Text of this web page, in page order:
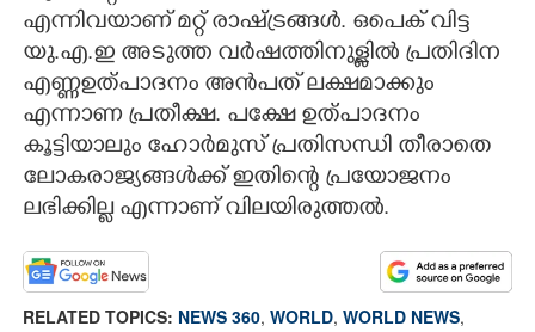
എന്നിവയാണ് മറ്റ് രാഷ്ട്രങ്ങൾ. ഒപെക് വിട്ട
യു.എ.ഇ അടുത്ത വർഷത്തിനുള്ളിൽ പ്രതിദിന
എണ്ണഉത്പാദനം അൻപത് ലക്ഷമാക്കും
എന്നാണ പ്രതീക്ഷ. പക്ഷേ ഉത്പാദനം
കൂട്ടിയാലും ഹോർമുസ് പ്രതിസന്ധി തീരാതെ
ലോകരാജ്യങ്ങൾക്ക് ഇതിന്റെ പ്രയോജനം
ലഭിക്കില്ല എന്നാണ് വിലയിരുത്തൽ.
RELATED TOPICS: NEWS 360, WORLD, WORLD NEWS,